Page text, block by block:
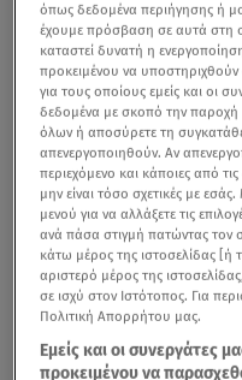
όπως δεδομένα περιήγησης ή
έχουμε πρόσβαση σε αυτά στη
καταστεί δυνατή η
προκειμένου να
για τους οποίους εμείς και οι
δεδομένα με σκοπό την παροχή
όλων ή αποσύρετε τη
απενεργοποιηθούν. Αν
περιεχόμενο και κάποιες από
μην είναι τόσο σχετικές με
μενού για να αλλάξετε τις
ανά πάσα στιγμή πατώντας τον
κάτω μέρος της ιστοσελίδας [ή
αριστερό μέρος της
σε ισχύ στον Ιστότοπος. Για
Πολιτική Απορρήτου μας.
Εμείς και οι συνεργάτες
προκειμένου να